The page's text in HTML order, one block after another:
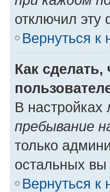
отключил эту
Вернуться к
Как
В
пребывание
только
остальных
Вернуться к